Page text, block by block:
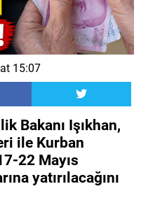
15:07
Bakanı Işıkhan,
ile Kurban
22 Mayıs
yatırılacağını